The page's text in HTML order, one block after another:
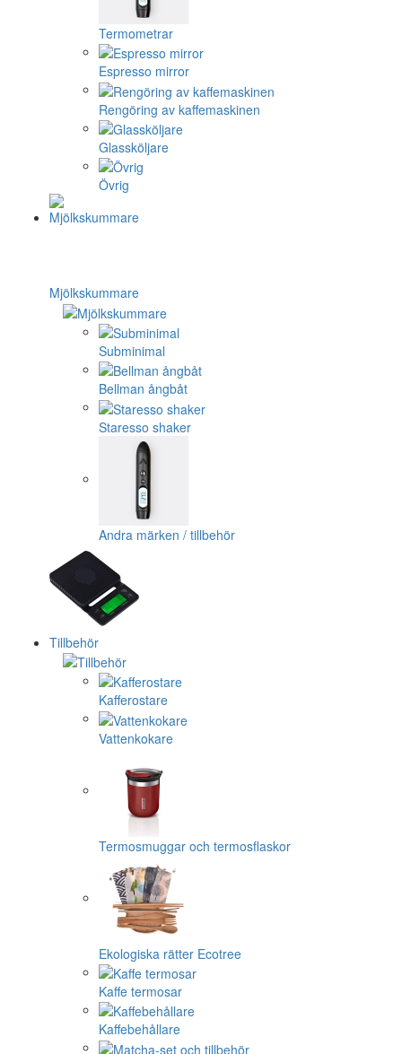
Termometrar
Espresso mirror
Rengöring av kaffemaskinen
Glassköljare
Övrig
Mjölkskummare
Subminimal
Bellman ångbåt
Staresso shaker
Andra märken / tillbehör
Tillbehör
Kafferostare
Vattenkokare
Termosmuggar och termosflaskor
Ekologiska rätter Ecotree
Kaffe termosar
Kaffebehållare